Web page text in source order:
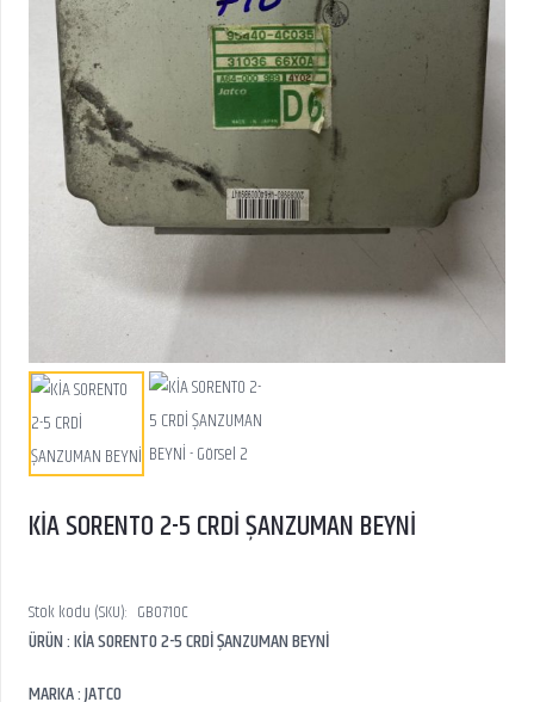
KİA SORENTO 2-5 CRDİ ŞANZUMAN BEYNİ
Stok kodu (SKU): GB0710C
ÜRÜN : KİA SORENTO 2-5 CRDİ ŞANZUMAN BEYNİ
MARKA : JATCO